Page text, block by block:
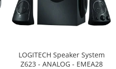
LOGITECH Speaker System
Z623 - ANALOG - EMEA28